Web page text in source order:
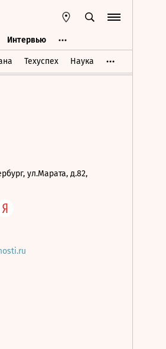
Интервью
Техуспех Наука
Интервью
ул.Марата, д.82,